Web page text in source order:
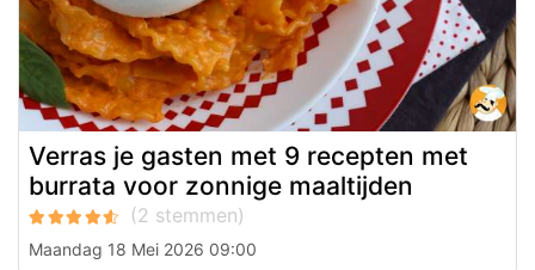
Verras je gasten met 9 recepten met
burrata voor zonnige maaltijden
Maandag 18 Mei 2026 09:00